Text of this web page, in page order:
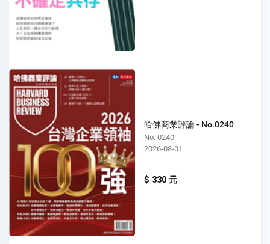
哈佛商業評論 - No.0240
No. 0240
2026-08-01
$ 330 元